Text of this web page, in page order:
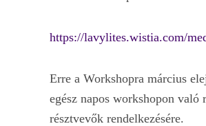
https://lavylites.wistia.com/
Erre a Workshopra március
egész napos workshopon
résztvevők rendelkezésére.